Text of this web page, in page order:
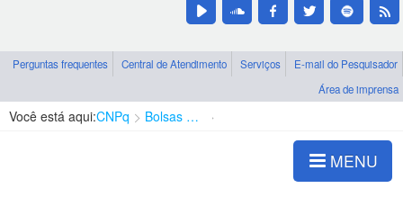
Perguntas frequentes Central de Atendimento Serviços
E-mail do Pesquisador
Área de imprensa
Você está aqui:CNPq Bolsas e Auxílios Vigentes
MENU